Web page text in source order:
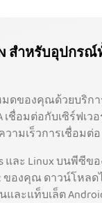
สำหรับอุปกร
ของคุณด้วยบริกา
ชื่อมต่อกับเซิร์ฟเวอ
ามเร็วการเชื่อมต่อ
และ Linux บนพีซี
ของคุณ ดาวน์โหลด
และแท็บเล็ต